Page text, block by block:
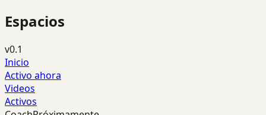
Espacios
v0.1
Inicio
Activo ahora
Videos
Activos